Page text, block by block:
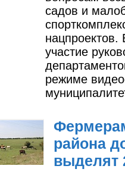
садов и
участие
режиме
района
выделят